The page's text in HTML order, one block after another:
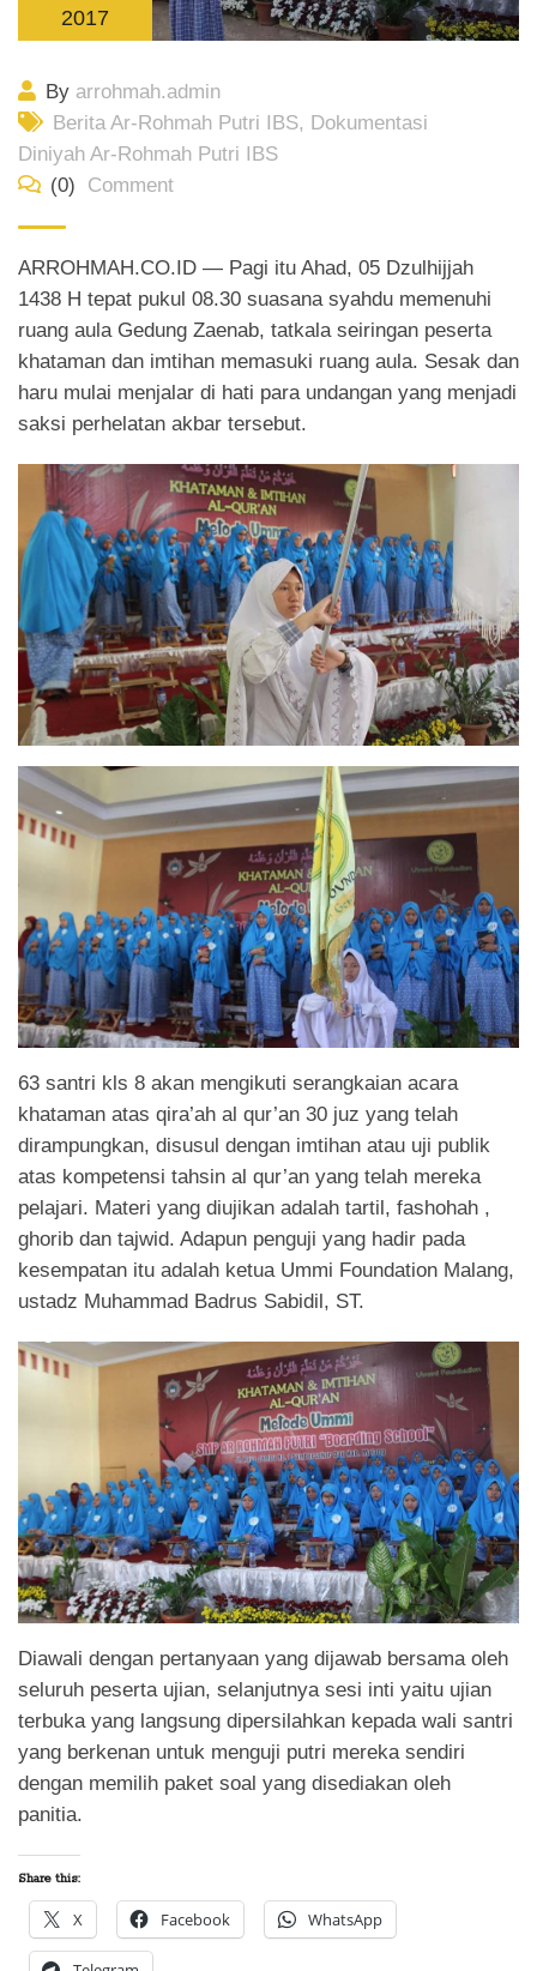
2017
By arrohmah.admin
Berita Ar-Rohmah Putri IBS, Dokumentasi
Diniyah Ar-Rohmah Putri IBS
(0)
Comment
ARROHMAH.CO.ID — Pagi itu Ahad, 05 Dzulhijjah
1438 H tepat pukul 08.30 suasana syahdu memenuhi
ruang aula Gedung Zaenab, tatkala seiringan peserta
khataman dan imtihan memasuki ruang aula. Sesak dan
haru mulai menjalar di hati para undangan yang menjadi
saksi perhelatan akbar tersebut.
63 santri kls 8 akan mengikuti serangkaian acara
khataman atas qira’ah al qur’an 30 juz yang telah
dirampungkan, disusul dengan imtihan atau uji publik
atas kompetensi tahsin al qur’an yang telah mereka
pelajari. Materi yang diujikan adalah tartil, fashohah ,
ghorib dan tajwid. Adapun penguji yang hadir pada
kesempatan itu adalah ketua Ummi Foundation Malang,
ustadz Muhammad Badrus Sabidil, ST.
Diawali dengan pertanyaan yang dijawab bersama oleh
seluruh peserta ujian, selanjutnya sesi inti yaitu ujian
terbuka yang langsung dipersilahkan kepada wali santri
yang berkenan untuk menguji putri mereka sendiri
dengan memilih paket soal yang disediakan oleh
panitia.
Share this:
X Facebook WhatsApp